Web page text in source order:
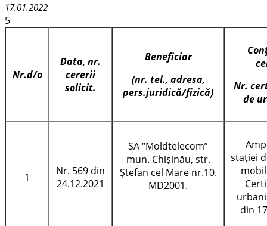
17.01.2022
5
Nr.d/o
Data, nr.
cererii
solicit.
Beneficiar
(nr. tel., adresa,
pers.juridică/fizică)
Nr.
de
1
Nr. 569 din
24.12.2021
SA “Moldtelecom”
mun. Chişinău, str.
Ştefan cel Mare nr.10.
MD2001.
staţiei
din